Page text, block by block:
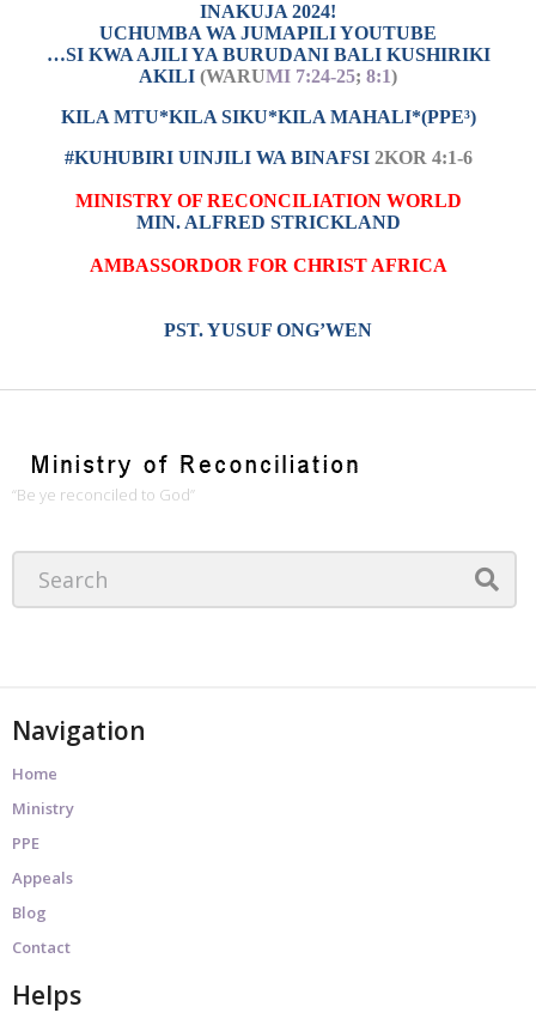
INAKUJA 2024!
UCHUMBA WA JUMAPILI YOUTUBE
…SI KWA AJILI YA BURUDANI BALI KUSHIRIKI
AKILI (WARUMI 7:24-25; 8:1)
KILA MTU*KILA SIKU*KILA MAHALI*(PPE³)
#KUHUBIRI UINJILI WA BINAFSI 2KOR 4:1-6
MINISTRY OF RECONCILIATION WORLD
MIN. ALFRED STRICKLAND
AMBASSORDOR FOR CHRIST AFRICA
PST. YUSUF ONG’WEN
“Be ye reconciled to God”
Navigation
Home
Ministry
PPE
Appeals
Blog
Contact
Helps